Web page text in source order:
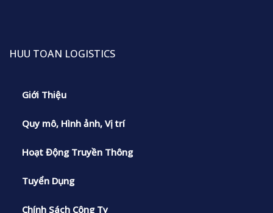
HUU TOAN LOGISTICS
Giới Thiệu
Quy mô, Hình ảnh, Vị trí
Hoạt Động Truyền Thông
Tuyển Dụng
Chính Sách Công Ty